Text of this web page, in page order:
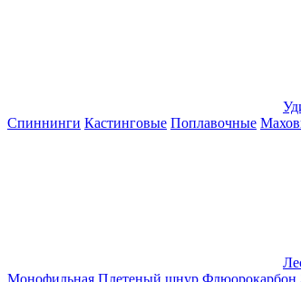
Спиннинги Кастинговые Поплавочные
Монофильная Плетеный шнур Флюорокарбон